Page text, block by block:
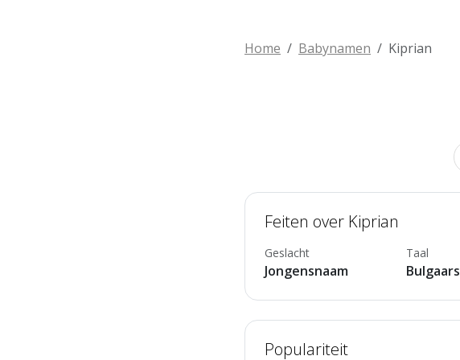
Home Babynamen Kiprian
Feiten over Kiprian
Geslacht
Jongensnaam
Taal
Bulgaars
Populariteit